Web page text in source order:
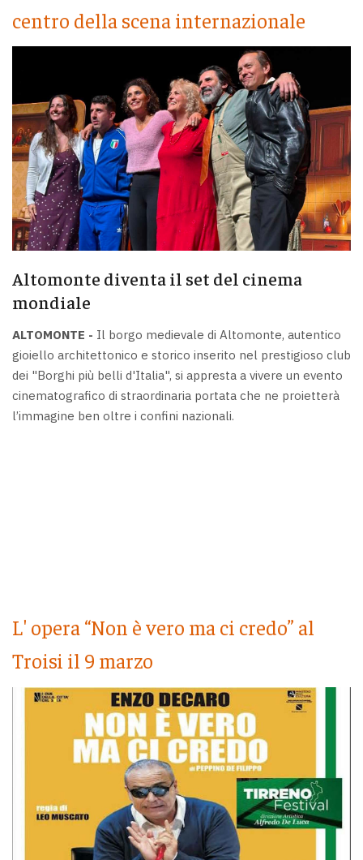
centro della scena internazionale
Altomonte diventa il set del cinema
mondiale
ALTOMONTE - Il borgo medievale di Altomonte, autentico
gioiello architettonico e storico inserito nel prestigioso club
dei "Borghi più belli d'Italia", si appresta a vivere un evento
cinematografico di straordinaria portata che ne proietterà
l’immagine ben oltre i confini nazionali.
L' opera “Non è vero ma ci credo” al
Troisi il 9 marzo